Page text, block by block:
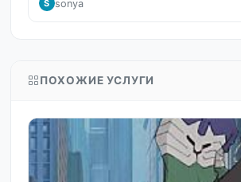
S sonya
ПОХОЖИЕ УСЛУГИ